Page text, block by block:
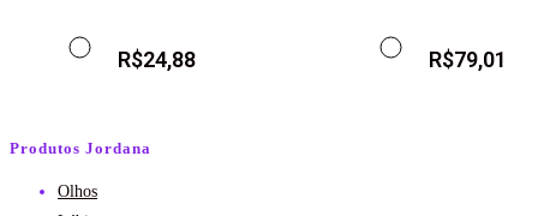
R$24,88 R$79,01
Produtos Jordana
Olhos